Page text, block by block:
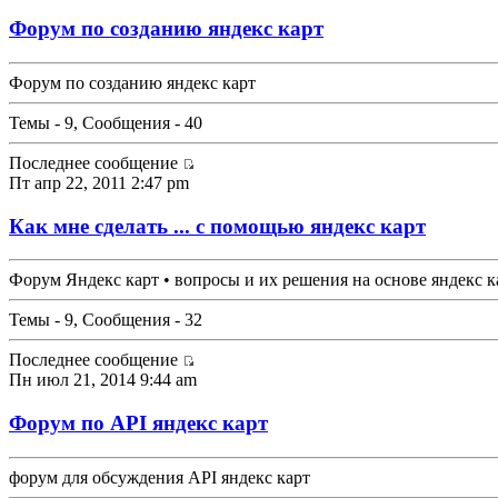
Форум по созданию яндекс карт
Форум по созданию яндекс карт
Темы - 9, Сообщения - 40
Последнее сообщение
Пт апр 22, 2011 2:47 pm
Как мне сделать ... с помощью яндекс карт
Форум Яндекс карт • вопросы и их решения на основе яндекс
Темы - 9, Сообщения - 32
Последнее сообщение
Пн июл 21, 2014 9:44 am
Форум по API яндекс карт
форум для обсуждения API яндекс карт